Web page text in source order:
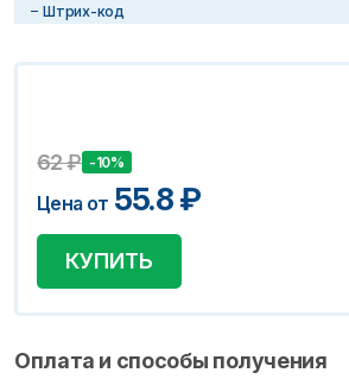
Штрих-код
62₽ -10%
Цена от 55.8₽
КУПИТЬ
Оплата и способы получения